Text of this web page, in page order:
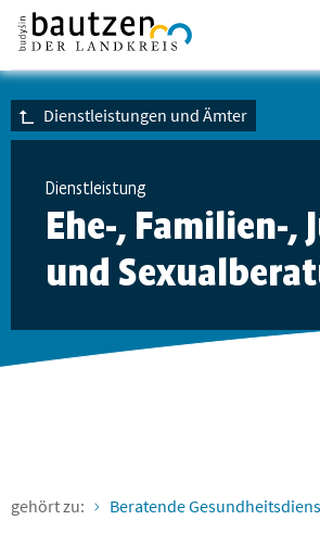
Dienstleistungen und Ämter
Dienstleistung
Ehe-, Familien-,
und
gehört zu: Beratende